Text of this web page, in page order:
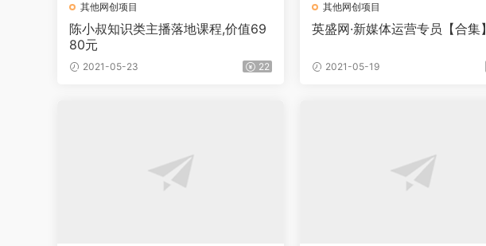
其他网创项目
陈小叔知识类主播落地课程,价值69
80元
2021-05-23 22
其他网创项目
英盛网·新媒体运营专员【合集】
2021-05-19